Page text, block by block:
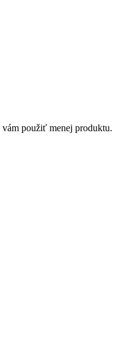
vám použiť menej produktu.